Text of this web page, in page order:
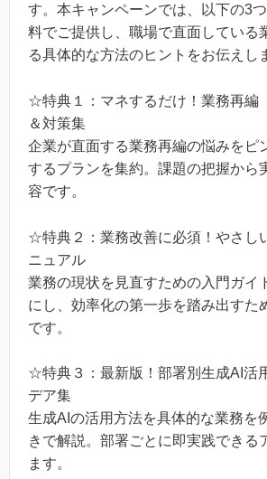
す。本キャンペーンでは、以下の3
料でご提供し、職場で直面している
る具体的な方法のヒントをお伝えし
☆特典１：マネするだけ！業務再
＆対策集
企業が直面する業務再編の悩みをピ
するプランを集約。課題の把握から
容です。
☆特典２：業務改善に必須！やさし
ニュアル
業務の現状を見直すための入門ガイ
にし、効率化の第一歩を踏み出すた
です。
☆特典３：最新版！部署別生成AI活
デア集
生成AIの活用方法を具体的な業務を
きで解説。部署ごとに即実践できる
ます。